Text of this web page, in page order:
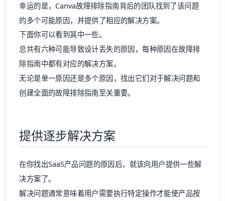
幸运的是，Canva故障排除指南背后的团队找到了该问题
的多个可能原因，并提供了相应的解决方案。
下面你可以看到其中一些。
总共有六种可能导致设计丢失的原因，每种原因在故障排
除指南中都有对应的解决方案。
无论是单一原因还是多个原因，找出它们对于解决问题和
创建全面的故障排除指南至关重要。
提供逐步解决方案
在你找出SaaS产品问题的原因后，就该向用户提供一些解
决方案了。
解决问题通常意味着用户需要执行特定操作才能使产品按